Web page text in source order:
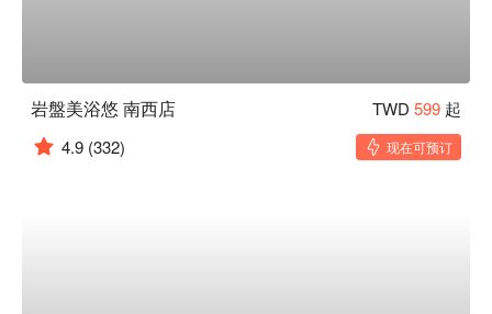
岩盤美浴悠 南西店 TWD 599 起
4.9 (332) 现在可预订